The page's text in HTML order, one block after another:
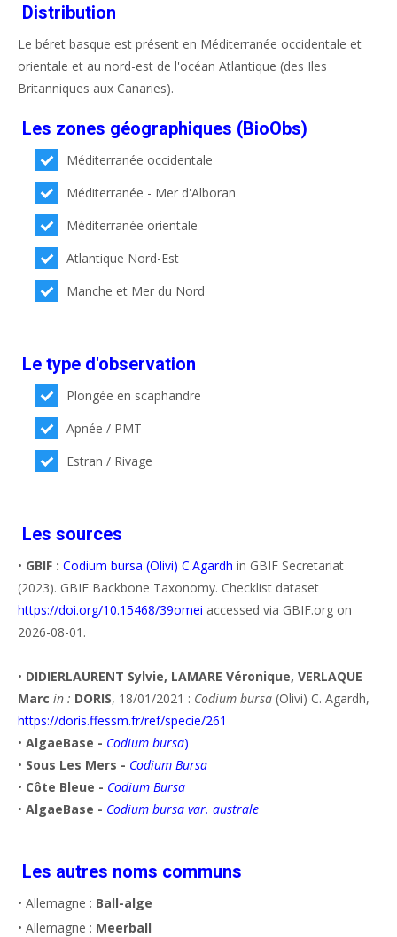
Distribution
Le béret basque est présent en Méditerranée occidentale et
orientale et au nord-est de l'océan Atlantique (des Iles
Britanniques aux Canaries).
Les zones géographiques (BioObs)
Méditerranée occidentale
Méditerranée - Mer d'Alboran
Méditerranée orientale
Atlantique Nord-Est
Manche et Mer du Nord
Le type d'observation
Plongée en scaphandre
Apnée / PMT
Estran / Rivage
Les sources
• GBIF : Codium bursa (Olivi) C.Agardh in GBIF Secretariat
(2023). GBIF Backbone Taxonomy. Checklist dataset
https://doi.org/10.15468/39omei accessed via GBIF.org on
2026-08-01.
• DIDIERLAURENT Sylvie, LAMARE Véronique, VERLAQUE
Marc in : DORIS, 18/01/2021 : Codium bursa (Olivi) C. Agardh,
https://doris.ffessm.fr/ref/specie/261
• AlgaeBase - Codium bursa)
• Sous Les Mers - Codium Bursa
• Côte Bleue - Codium Bursa
• AlgaeBase - Codium bursa var. australe
Les autres noms communs
• Allemagne : Ball-alge
• Allemagne : Meerball